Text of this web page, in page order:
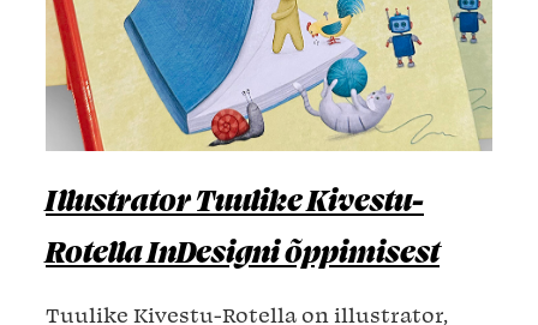
Illustrator Tuulike Kivestu-
Rotella InDesigni õppimisest
Tuulike Kivestu-Rotella on illustrator,